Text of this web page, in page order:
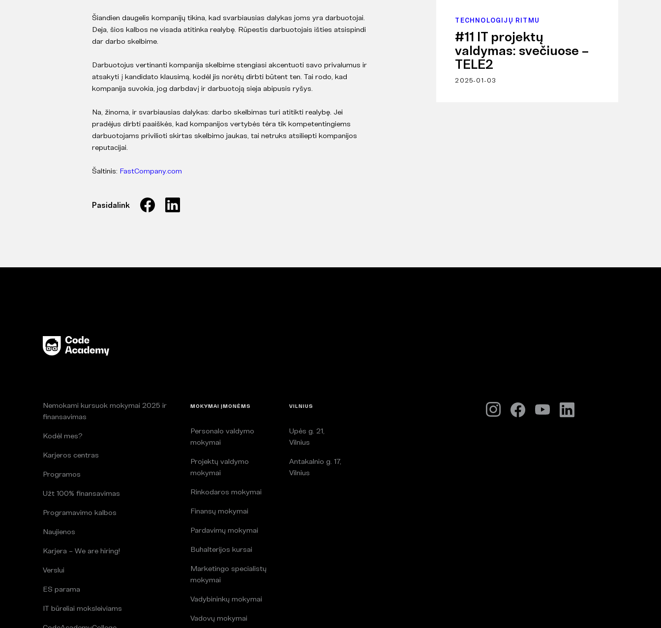
Šiandien daugelis kompanijų tikina, kad svarbiausias dalykas joms yra darbuotojai.
Deja, šios kalbos ne visada atitinka realybę. Rūpestis darbuotojais išties atsispindi
dar darbo skelbime.
Darbuotojus vertinanti kompanija skelbime stengiasi akcentuoti savo privalumus ir
atsakyti į kandidato klausimą, kodėl jis norėtų dirbti būtent ten. Tai rodo, kad
kompanija suvokia, jog darbdavį ir darbuotoją sieja abipusis ryšys.
Na, žinoma, ir svarbiausias dalykas: darbo skelbimas turi atitikti realybę. Jei
pradėjus dirbti paaiškės, kad kompanijos vertybės tėra tik kompetentingiems
darbuotojams privilioti skirtas skelbimo jaukas, tai netruks atsiliepti kompanijos
reputacijai.
Šaltinis: FastCompany.com
Pasidalink
TECHNOLOGIJŲ RITMU
#11 IT projektų
valdymas: svečiuose –
TELE2
2025-01-03
Nemokami kursuok mokymai 2025 ir
finansavimas
Kodėl mes?
Karjeros centras
Programos
Užt 100% finansavimas
Programavimo kalbos
Naujienos
Karjera – We are hiring!
Verslui
ES parama
IT būreliai moksleiviams
MOKYMAI ĮMONĖMS
Personalo valdymo
mokymai
Projektų valdymo
mokymai
Rinkodaros mokymai
Finansų mokymai
Pardavimų mokymai
Buhalterijos kursai
Marketingo specialistų
mokymai
Vadybininkų mokymai
Vadovų mokymai
VILNIUS
Upės g. 21,
Vilnius
Antakalnio g. 17,
Vilnius